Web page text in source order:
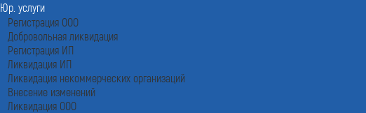
Юр. услуги
Регистрация ООО
Добровольная ликвидация
Регистрация ИП
Ликвидация ИП
Ликвидация некоммерческих организаций
Внесение изменений
Ликвидация ООО